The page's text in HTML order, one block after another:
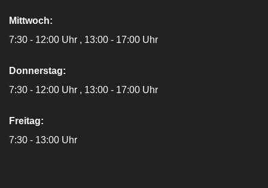
Mittwoch:
7:30 - 12:00 Uhr
13:00 - 17:00 Uhr
Donnerstag:
7:30 - 12:00 Uhr
13:00 - 17:00 Uhr
Freitag:
7:30 - 13:00 Uhr